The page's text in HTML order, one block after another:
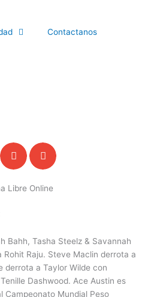
Contactanos
Libre Online
Bahh, Tasha Steelz & Savannah
Raju. Steve Maclin derrota a
derrota a Taylor Wilde con
Dashwood. Ace Austin es
Campeonato Mundial Peso